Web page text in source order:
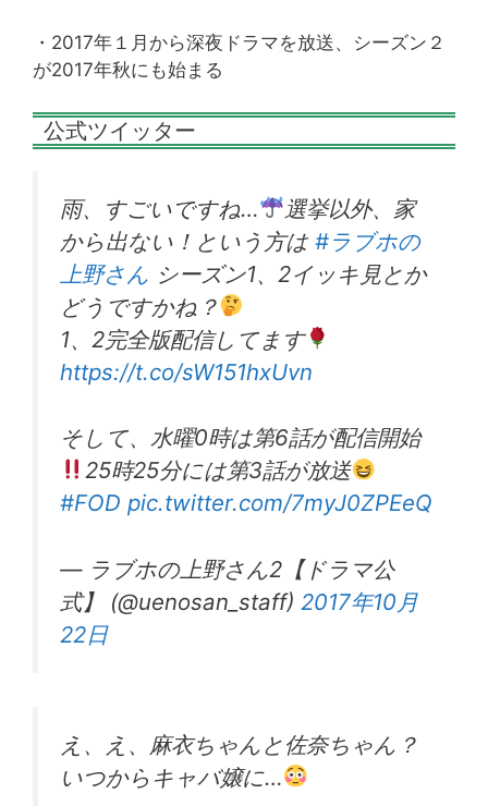
・2017年１月から深夜ドラマを放送、シーズン２
が2017年秋にも始まる
公式ツイッター
雨、すごいですね…
選挙以外、家
から出ない！という方は #ラブホの
上野さん シーズン1、2イッキ見とか
どうですかね？
1、2完全版配信してます
https://t.co/sW151hxUvn
そして、水曜0時は第6話が配信開始
25時25分には第3話が放送
#FOD pic.twitter.com/7myJ0ZPEeQ
— ラブホの上野さん2【ドラマ公
式】 (@uenosan_staff) 2017年10月
22日
え、え、麻衣ちゃんと佐奈ちゃん？
いつからキャバ嬢に…